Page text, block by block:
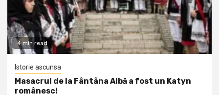
4 min read
Istorie ascunsa
Masacrul de la Fântâna Albă a fost un Katyn
românesc!